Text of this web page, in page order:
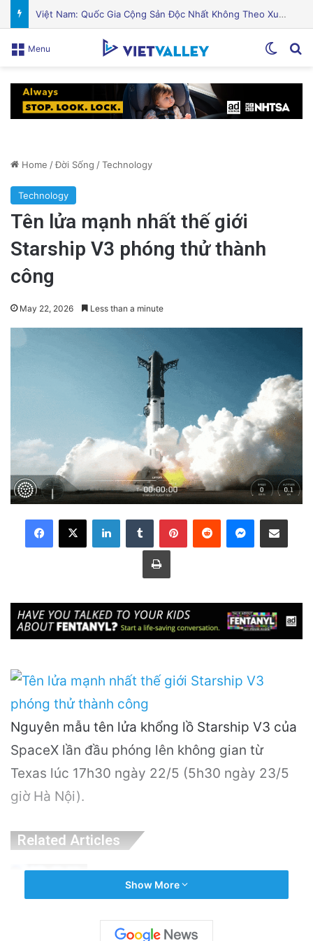
OpenAI Tạm Dừng Mô Hình AI Mới Do Lo Ngại Về An Ninh Mạng
Menu
Home /Đời Sống /Technology
Technology
Tên lửa mạnh nhất thế giới
Starship V3 phóng thử thành
công
May 22, 2026 Less than a minute
LinkedInTumblr PinterestReddit Messenger
Share via Email
Print
Nguyên mẫu tên lửa khổng lồ Starship V3 của
SpaceX lần đầu phóng lên không gian từ
Texas lúc 17h30 ngày 22/5 (5h30 ngày 23/5
giờ Hà Nội).
Related Articles
Ngại Về An Ninh Mạng
7 hours ago
Show More